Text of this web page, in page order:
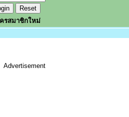
รสมาชิกใหม่
Advertisement